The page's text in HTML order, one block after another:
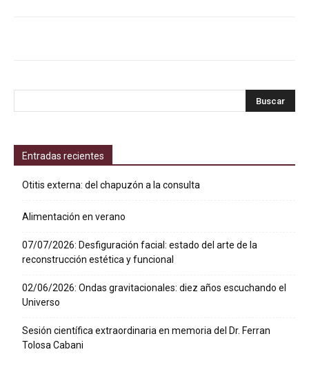
Entradas recientes
Otitis externa: del chapuzón a la consulta
Alimentación en verano
07/07/2026: Desfiguración facial: estado del arte de la
reconstrucción estética y funcional
02/06/2026: Ondas gravitacionales: diez años escuchando el
Universo
Sesión científica extraordinaria en memoria del Dr. Ferran
Tolosa Cabani